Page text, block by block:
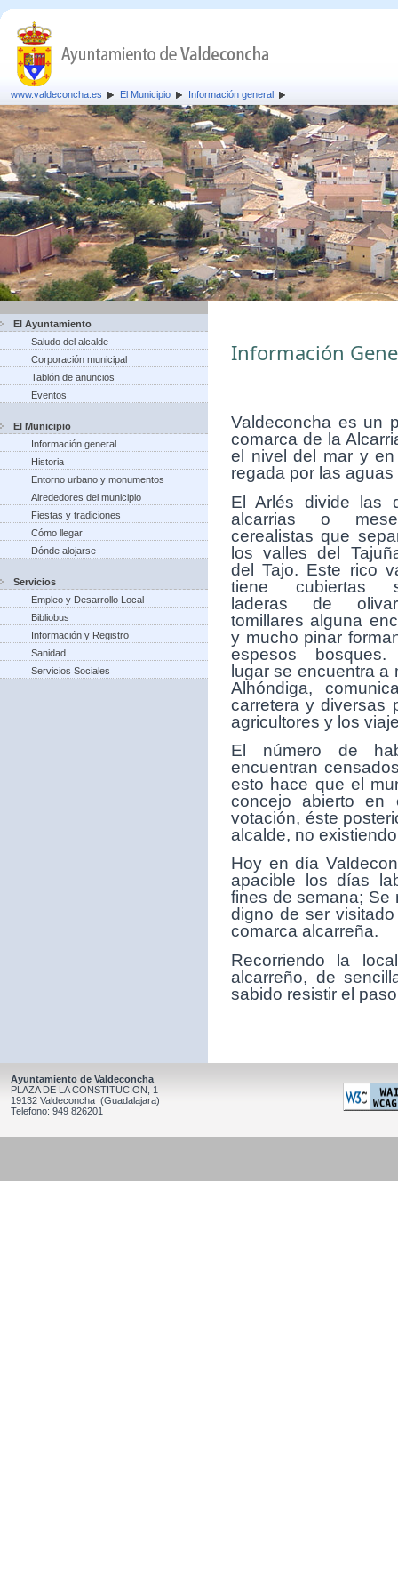
www.valdeconcha.es El Municipio Información general
El Ayuntamiento
Saludo del alcalde
Corporación municipal
Tablón de anuncios
Eventos
El Municipio
Información general
Historia
Entorno urbano y monumentos
Alrededores del municipio
Fiestas y tradiciones
Cómo llegar
Dónde alojarse
Servicios
Empleo y Desarrollo Local
Bibliobus
Información y Registro
Sanidad
Servicios Sociales
Información
Valdeconcha es un
comarca de la
el nivel del mar y
regada por las aguas
El Arlés divide las
alcarrias o
cerealistas que
los valles del
del Tajo. Este rico
tiene cubiertas
laderas de
tomillares alguna
y mucho pinar
espesos
lugar se encuentra a
Alhóndiga,
carretera y diversas
agricultores y los
El número de
encuentran
esto hace que el
concejo abierto
votación, éste
alcalde, no
Hoy en día
apacible los días
fines de semana; Se
digno de ser
comarca alcarreña.
Recorriendo la
alcarreño, de
sabido resistir el
Ayuntamiento de Valdeconcha
PLAZA DE LA CONSTITUCION, 1
19132 Valdeconcha (Guadalajara)
Telefono: 949 826201